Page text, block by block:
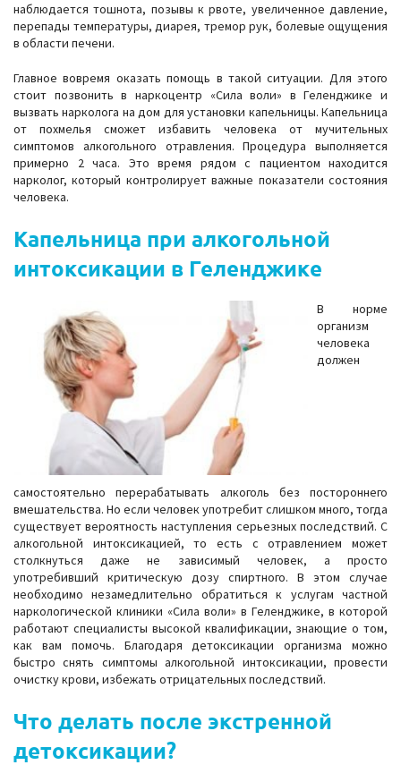
наблюдается тошнота, позывы к рвоте, увеличенное давление,
перепады температуры, диарея, тремор рук, болевые ощущения
в области печени.
Главное вовремя оказать помощь в такой ситуации. Для этого
стоит позвонить в наркоцентр «Сила воли» в Геленджике и
вызвать нарколога на дом для установки капельницы. Капельница
от похмелья сможет избавить человека от мучительных
симптомов алкогольного отравления. Процедура выполняется
примерно 2 часа. Это время рядом с пациентом находится
нарколог, который контролирует важные показатели состояния
человека.
Капельница при алкогольной
интоксикации в Геленджике
В норме
организм
человека
должен
самостоятельно перерабатывать алкоголь без постороннего
вмешательства. Но если человек употребит слишком много, тогда
существует вероятность наступления серьезных последствий. С
алкогольной интоксикацией, то есть с отравлением может
столкнуться даже не зависимый человек, а просто
употребивший критическую дозу спиртного. В этом случае
необходимо незамедлительно обратиться к услугам частной
наркологической клиники «Сила воли» в Геленджике, в которой
работают специалисты высокой квалификации, знающие о том,
как вам помочь. Благодаря детоксикации организма можно
быстро снять симптомы алкогольной интоксикации, провести
очистку крови, избежать отрицательных последствий.
Что делать после экстренной
детоксикации?